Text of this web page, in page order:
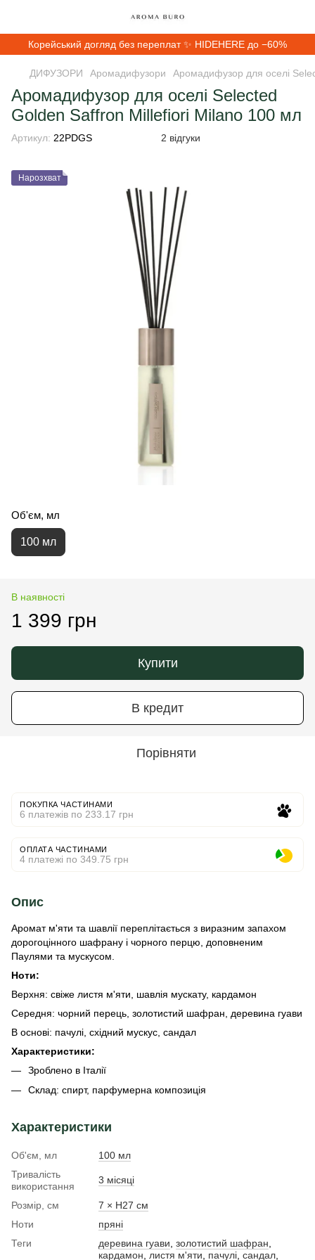
Корейський догляд без переплат ✨ HIDEHERE до −60%
ДИФУЗОРИ Аромадифузори Аромадифузор для оселі
Аромадифузор для оселі Selected
Golden Saffron Millefiori Milano 100 мл
Артикул: 22PDGS 2 відгуки
Нарозхват
Об'єм, мл
100 мл
В наявності
1 399 грн
Купити
В кредит
Порівняти
ПОКУПКА ЧАСТИНАМИ
6 платежів по 233.17 грн
ОПЛАТА ЧАСТИНАМИ
4 платежі по 349.75 грн
Опис
Аромат м'яти та шавлії переплітається з виразним запахом
дорогоцінного шафрану і чорного перцю, доповненим
Паулями та мускусом.
Ноти:
Верхня: свіже листя м'яти, шавлія мускату, кардамон
Середня: чорний перець, золотистий шафран, деревина гуави
В основі: пачулі, східний мускус, сандал
Характеристики:
Зроблено в Італії
Склад: спирт, парфумерна композиція
Характеристики
Об'єм, мл
100 мл
Тривалість
використання
3 місяці
Розмір, см
7 × H27 см
Ноти
пряні
Теги
деревина гуави, золотистий шафран,
кардамон, листя м'яти, пачулі, сандал,